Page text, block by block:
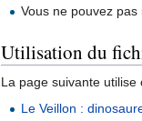
Vous ne pouvez pas
Utilisation du
La page suivante utilise
Le Veillon :